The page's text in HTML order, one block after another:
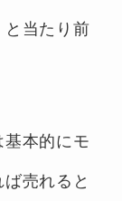
と当たり前
基本的にモ
売れると